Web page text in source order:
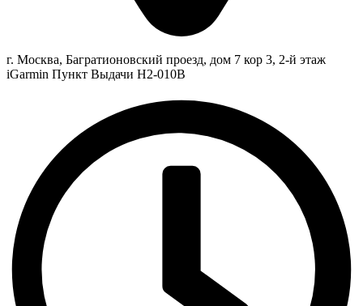
г. Москва, Багратионовский проезд, дом 7 кор 3, 2-й этаж
iGarmin Пункт Выдачи Н2-010В